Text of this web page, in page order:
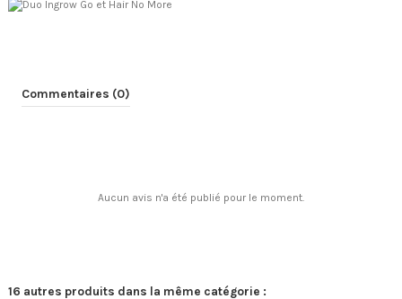
Commentaires (0)
Aucun avis n'a été publié pour le moment.
16 autres produits dans la même catégorie :